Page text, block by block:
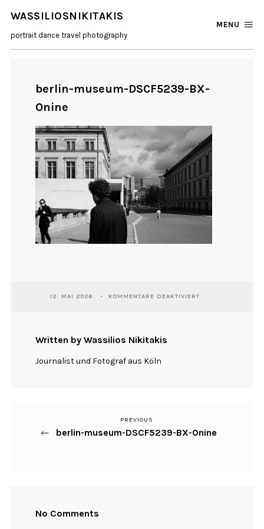
WASSILIOSNIKITAKIS
portrait dance travel photography
MENU
berlin-museum-DSCF5239-BX-
Onine
12. MAI 2026 KOMMENTARE DEAKTIVIERTFÜR
Written by Wassilios Nikitakis
Journalist und Fotograf aus Köln
Beitragsnavigation
Previous
Post
PREVIOUS
berlin-museum-DSCF5239-BX-Onine
No Comments